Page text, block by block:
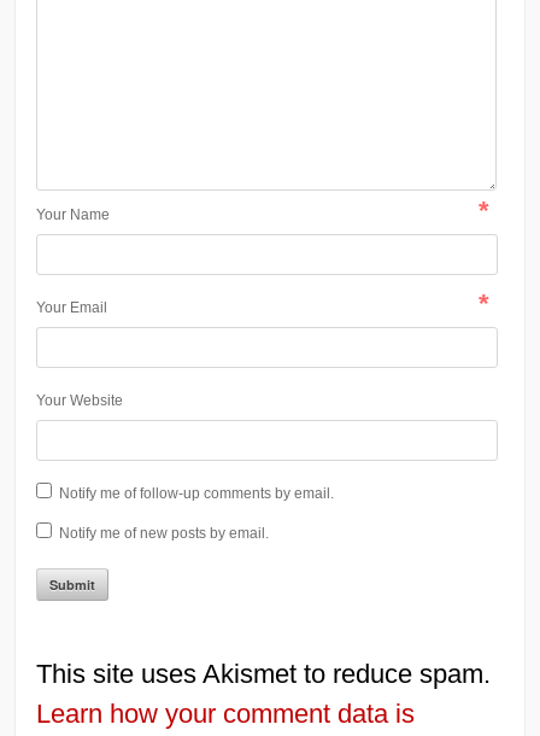
Your Name *
Your Email *
Your Website
Notify me of follow-up comments by email.
Notify me of new posts by email.
This site uses Akismet to reduce spam.
Learn how your comment data is